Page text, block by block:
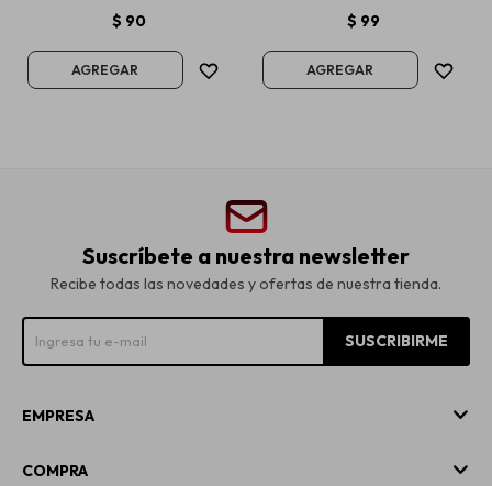
$ 90 $ 99
Suscríbete a nuestra newsletter
Recibe todas las novedades y ofertas de nuestra tienda.
SUSCRIBIRME
EMPRESA
COMPRA